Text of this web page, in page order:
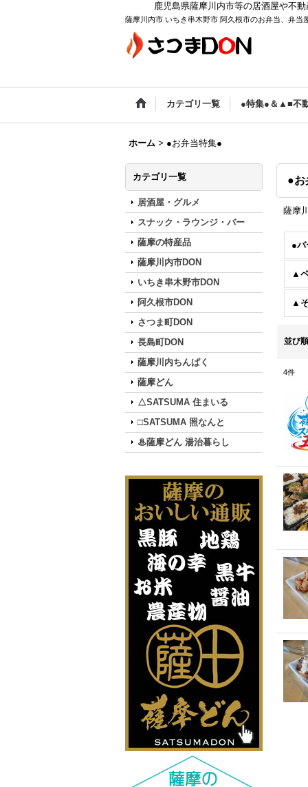
鹿児島県薩摩川内市等の居酒屋や不
薩摩川内市 いちき串木野市 阿久根市のお弁当、弁当
カテゴリ一覧 ●特集●＆▲■不
ホーム > ●お弁当特集●
カテゴリ一覧
居酒屋・グルメ
スナック・ラウンジ・バー
薩摩の特産品
薩摩川内市DON
いちき串木野市DON
阿久根市DON
さつま町DON
長島町DON
薩摩川内ちんぱく
薩摩どん
△SATSUMA 住まいる
□SATSUMA 照なんと
♨薩摩どん 湯治暮らし
●お
薩摩
●バ
▲
▲
並び順
4件